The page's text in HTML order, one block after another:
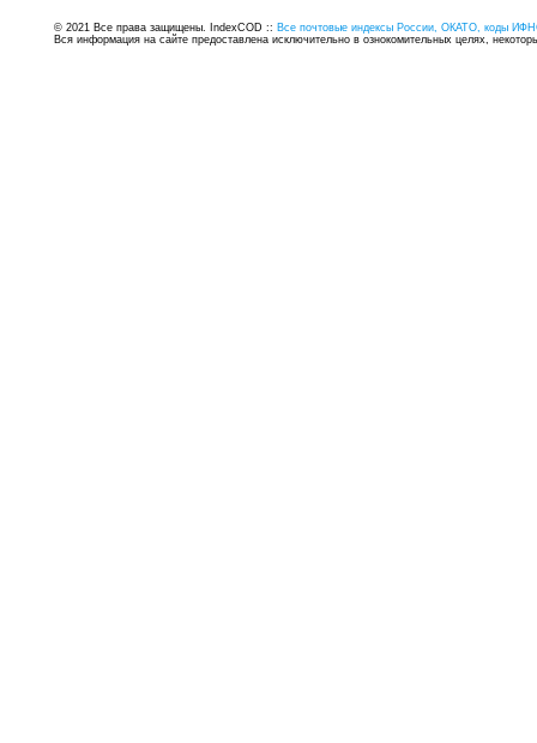
© 2021 Все права защищены. IndexCOD :: Все почтовые индексы России, ОКАТО, коды
Вся информация на сайте предоставлена исключительно в ознокомительных целях,